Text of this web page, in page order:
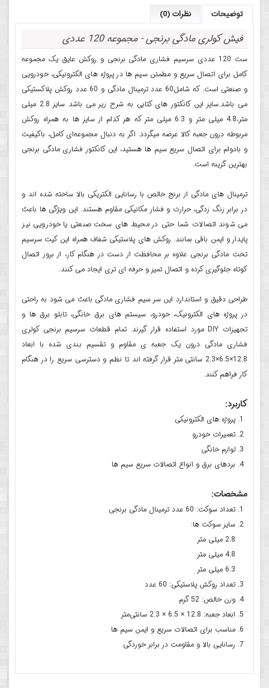
توضیحات نظرات (0)
فیش کولری مادگی برنجی - مجموعه 120 عددی
ست 120 عددی سرسیم فشاری مادگی برنجی و روکش عایق یک مجموعه
کامل برای اتصال سریع و مطمئن سیم ها در پروژه های الکترونیکی، خودرویی
و صنعتی است. که شامل60 عدد ترمینال مادگی و 60 عدد روکش پلاکستیکی
می باشد.سایز این کانکتور های کتابی به شرح زیر می باشد سایز 2.8 میلی
متر،4.8 میلی متر و 6.3 میلی متر که هر کدام از سایز ها به همراه روکش
مربوطه درون جعبه کالا عرضه میگردد. اگر به دنبال مجموعه‌ای کامل، باکیفیت
و بادوام برای اتصال سریع سیم ها هستید، این کانکتور فشاری مادگی برنجی
بهترین گزینه است.
ترمینال های مادگی از برنج خالص با رسانایی الکتریکی بالا ساخته شده اند و
در برابر زنگ زدگی، حرارت و فشار مکانیکی مقاوم هستند. این ویژگی ها باعث
می شوند اتصالات شما حتی در محیط های سخت صنعتی یا خودرویی نیز
پایدار و ایمن باقی بمانند. روکش های پلاستیکی شفاف همراه این کیت سرسیم
تخت مادگی برنجی علاوه بر محافظت از دست در هنگام کار، از بروز اتصال
کوتاه جلوگیری کرده و اتصال تمیز و حرفه ای تری ایجاد می کنند.
طراحی دقیق و استاندارد این سر سیم فشاری مادگی باعث می شود به راحتی
در پروژه های الکترونیک، خودرو، سیستم های برق خانگی، تابلو برق ها و
تجهیزات DIY مورد استفاده قرار گیرند. تمام قطعات سرسیم برنجی کولری
فشاری مادگی درون یک جعبه ی مقاوم و تقسیم بندی شده با ابعاد
12.8×6.5×2.3 سانتی متر قرار گرفته اند تا نظم و دسترسی سریع را در هنگام
کار فراهم کنند.
کاربرد:
پروژه های الکترونیکی
تعمیرات خودرو
لوازم خانگی
بردهای برق و انواع اتصالات سریع سیم ها
مشخصات:
تعداد سوکت: 60 عدد ترمینال مادگی برنجی
سایز سوکت ها:
2.8 میلی متر
4.8 میلی متر
6.3 میلی متر
تعداد روکش پلاستیکی: 60 عدد
وزن خالص: 52 گرم
ابعاد جعبه: 12.8 × 6.5 × 2.3 سانتی‌متر
مناسب برای اتصالات سریع و ایمن سیم ها
رسانایی بالا و مقاومت در برابر خوردگی